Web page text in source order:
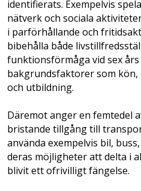
identifierats. Exempelvis
nätverk och sociala
i parförhållande och
bibehålla både
funktionsförmåga vid sex
bakgrundsfaktorer som kön,
och utbildning.
Däremot anger en femtedel
bristande tillgång till
använda exempelvis bil,
deras möjligheter att delta i
blivit ett ofrivilligt fängelse.